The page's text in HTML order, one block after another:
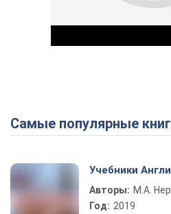
Самые популярные
Учебники
Авторы: М.А.
Год: 2019